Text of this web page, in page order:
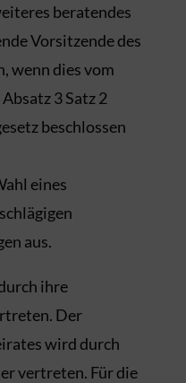
beratendes
Vorsitzende des
wenn dies vom
3 Satz 2
beschlossen
eines
aus.
ihre
Der
wird durch
vertreten. Für die